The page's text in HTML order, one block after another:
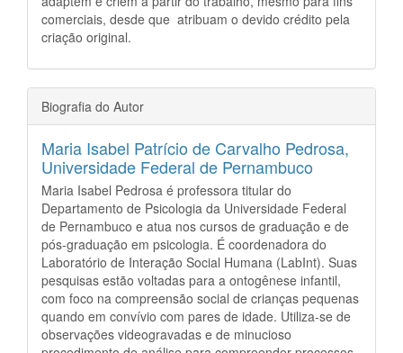
comerciais, desde que atribuam o devido crédito pela
criação original.
Biografia do Autor
Maria Isabel Patrício de Carvalho Pedrosa,
Universidade Federal de Pernambuco
Maria Isabel Pedrosa é professora titular do
Departamento de Psicologia da Universidade Federal
de Pernambuco e atua nos cursos de graduação e de
pós-graduação em psicologia. É coordenadora do
Laboratório de Interação Social Humana (LabInt). Suas
pesquisas estão voltadas para a ontogênese infantil,
com foco na compreensão social de crianças pequenas
quando em convívio com pares de idade. Utiliza-se de
observações videogravadas e de minucioso